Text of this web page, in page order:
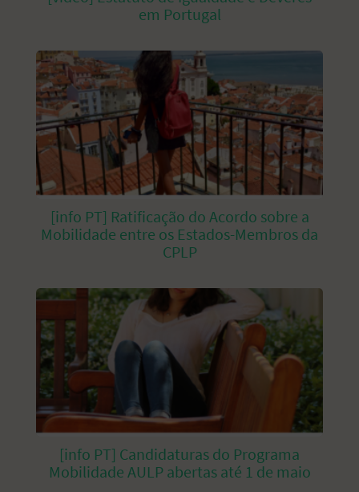
em Portugal
[info PT] Ratificação do Acordo sobre a
Mobilidade entre os Estados-Membros da
CPLP
[info PT] Candidaturas do Programa
Mobilidade AULP abertas até 1 de maio